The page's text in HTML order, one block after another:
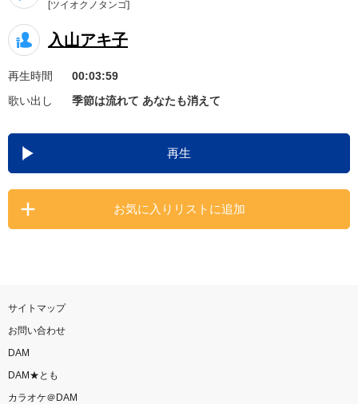
キャンペーン
お知らせ よくあるご質問
DAMの新曲・ランキングなど
カラオケ最新情報をチェック！
[ツイオクノタンゴ]
入山アキ子
再生時間
00:03:59
歌い出し
季節は流れて あなたも消えて
再生
お気に入りリストに追加
サイトマップ
お問い合わせ
DAM
DAM★とも
カラオケ＠DAM